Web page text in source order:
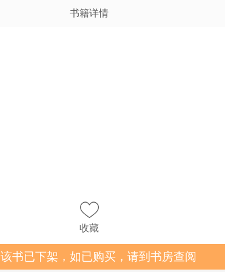
书籍详情
收藏
该书已下架，如已购买，请到书房查阅